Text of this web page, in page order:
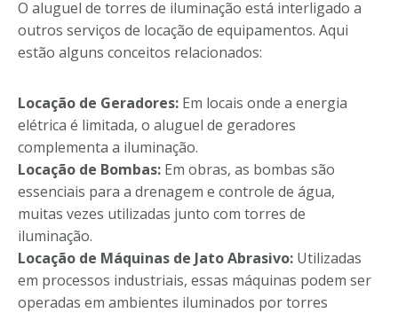
O aluguel de torres de iluminação está interligado a
outros serviços de locação de equipamentos. Aqui
estão alguns conceitos relacionados:
Locação de Geradores: Em locais onde a energia
elétrica é limitada, o aluguel de geradores
complementa a iluminação.
Locação de Bombas: Em obras, as bombas são
essenciais para a drenagem e controle de água,
muitas vezes utilizadas junto com torres de
iluminação.
Locação de Máquinas de Jato Abrasivo: Utilizadas
em processos industriais, essas máquinas podem ser
operadas em ambientes iluminados por torres